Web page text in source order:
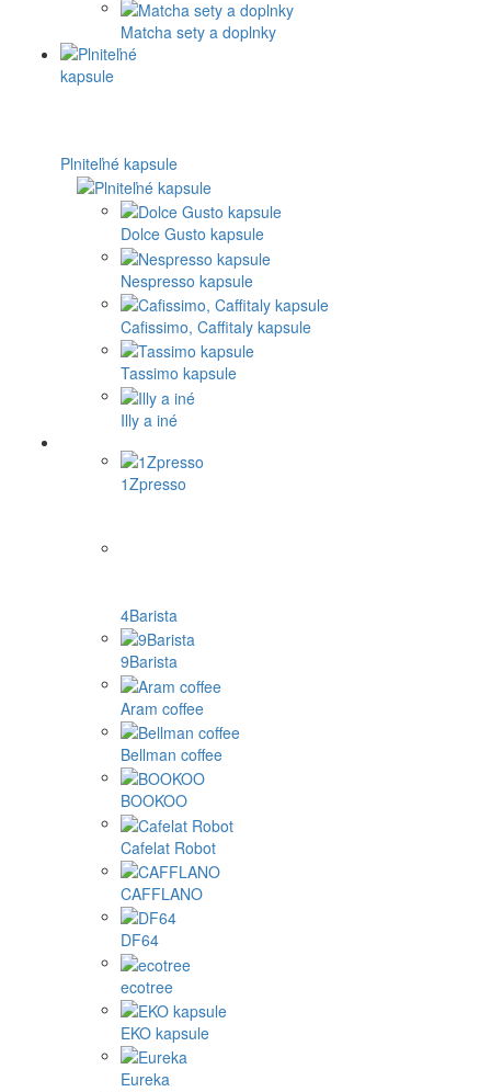
Matcha sety a doplnky
Plniteľné kapsule
Dolce Gusto kapsule
Nespresso kapsule
Cafissimo, Caffitaly kapsule
Tassimo kapsule
Illy a iné
1Zpresso
4Barista
9Barista
Aram coffee
Bellman coffee
BOOKOO
Cafelat Robot
CAFFLANO
DF64
ecotree
EKO kapsule
Eureka